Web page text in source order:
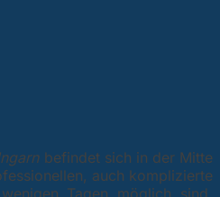
befindet sich in der Mitte
auch komplizierte
Tagen möglich sind,